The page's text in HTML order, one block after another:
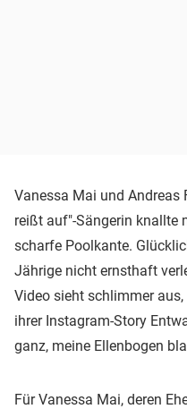
Vanessa Mai und Andreas
reißt auf"-Sängerin knallte
scharfe Poolkante.
Jährige nicht ernsthaft
Video sieht schlimmer
ihrer Instagram-Story
ganz, meine Ellenbogen
Für Vanessa Mai, deren